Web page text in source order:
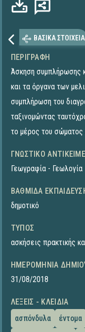
ΒΑΣΙΚΑ ΣΤΟΙΧΕΙΑ
ΠΕΡΙΓΡΑΦΉ
Άσκηση συμπλήρωσης
και τα όργανα των
συμπλήρωση του
ταξινομώντας
το μέρος του σώματος
ΓΝΩΣΤΙΚΌ
Γεωγραφία - Γεωλογία
ΒΑΘΜΊΔΑ
δημοτικό
ΤΎΠΟΣ
ασκήσεις πρακτικής
ΗΜΕΡΟΜΗΝΊΑ
31/08/2018
ΛΈΞΕΙΣ - ΚΛΕΙΔΙΆ
ασπόνδυλα
έντομα